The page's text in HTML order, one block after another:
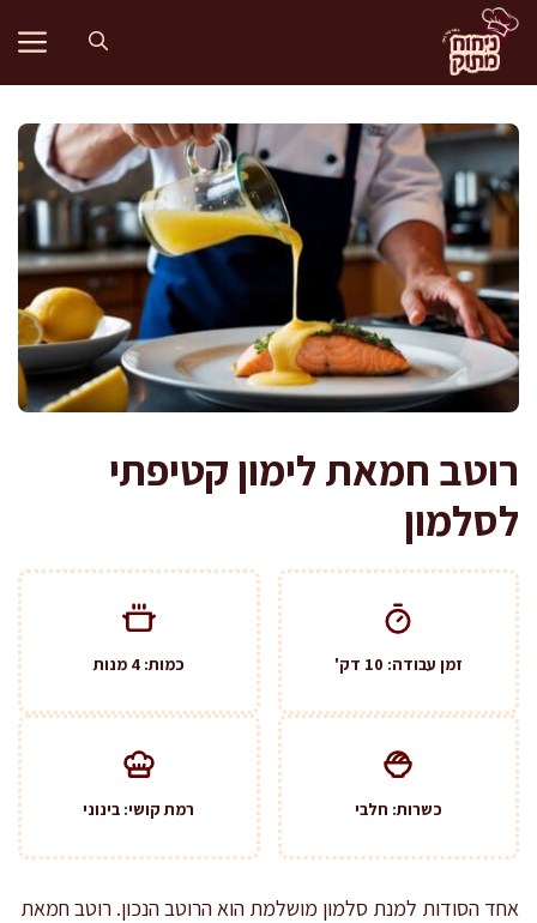
לדלג
לתוכן
רוטב חמאת לימון קטיפתי
לסלמון
זמן עבודה: 10 דק' כמות: 4 מנות
כשרות: חלבי רמת קושי: בינוני
אחד הסודות למנת סלמון מושלמת הוא הרוטב הנכון. רוטב חמאת